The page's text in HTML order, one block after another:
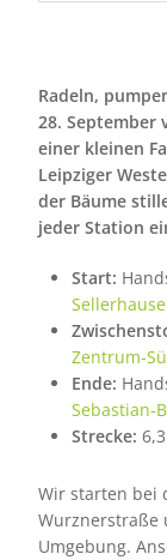
Radeln,
28. September
einer kleinen
Leipziger
der Bäume
jeder Station
Start:
Zentrum-
Ende:
Sebastian-
Strecke:
Wir starten bei
Wurznerstraße
Umgebung.